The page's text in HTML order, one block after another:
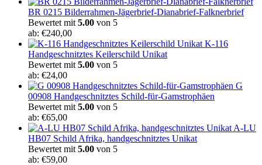
BR 0215 Bilderrahmen-Jägerbrief-Dianabrief-Falknerbrief
Bewertet mit 5.00 von 5
ab: €240,00
K-116
Handgeschnitztes Keilerschild Unikat
Bewertet mit 5.00 von 5
ab: €24,00
G
00908 Handgeschnitztes Schild-für-Gamstrophäen
Bewertet mit 5.00 von 5
ab: €65,00
A-LU
HB07 Schild Afrika, handgeschnitztes Unikat
Bewertet mit 5.00 von 5
ab: €59,00